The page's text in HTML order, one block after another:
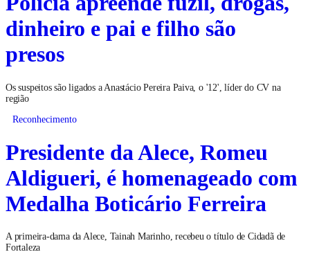
dinheiro e pai e filho são
presos
Os suspeitos são ligados a Anastácio Pereira Paiva, o '12', líder do CV na
região
Reconhecimento
Presidente da Alece, Romeu
Aldigueri, é homenageado com
Medalha Boticário Ferreira
A primeira-dama da Alece, Tainah Marinho, recebeu o título de Cidadã de
Fortaleza